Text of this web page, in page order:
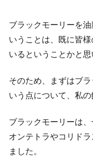
ブラックモーリーを
いうことは、既に皆
いるということかと思
そのため、まずはブ
いう点について、私
ブラックモーリーは
オンテトラやコリド
ました。